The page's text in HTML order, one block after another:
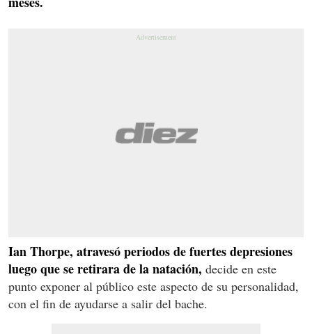
Ian Thorpe, atravesó periodos de fuertes depresiones
luego que se retirara de la natación, decide en este
punto exponer al público este aspecto de su personalidad,
con el fin de ayudarse a salir del bache.